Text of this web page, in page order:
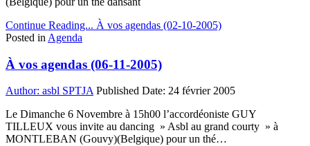
Continue Reading... À vos agendas (02-10-2005)
Posted in Agenda
À vos agendas (06-11-2005)
Author: asbl SPTJA Published Date: 24 février 2005
Le Dimanche 6 Novembre à 15h00 l’accordéoniste GUY
TILLEUX vous invite au dancing » Asbl au grand courty » à
MONTLEBAN (Gouvy)(Belgique) pour un thé…